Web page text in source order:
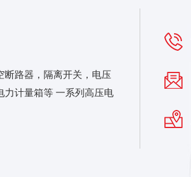
断路器，隔离开关，电压
力计量箱等 一系列高压电